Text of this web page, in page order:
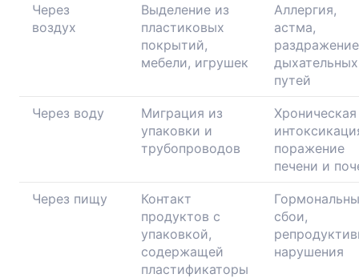
Через
воздух
Выделение из
пластиковых
покрытий,
мебели, игрушек
Аллергия,
астма,
раздражение
дыхательных
путей
Через воду
Миграция из
упаковки и
трубопроводов
Хроническая
поражение
печени и
Через пищу
Контакт
продуктов с
упаковкой,
содержащей
пластификаторы
сбои,
нарушения